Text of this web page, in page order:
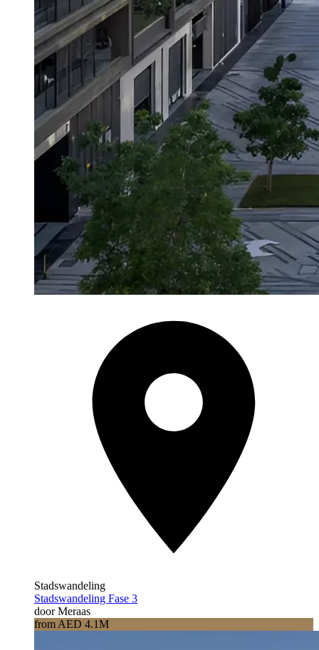
Stadswandeling
Stadswandeling Fase 3
door Meraas
from AED 4.1M